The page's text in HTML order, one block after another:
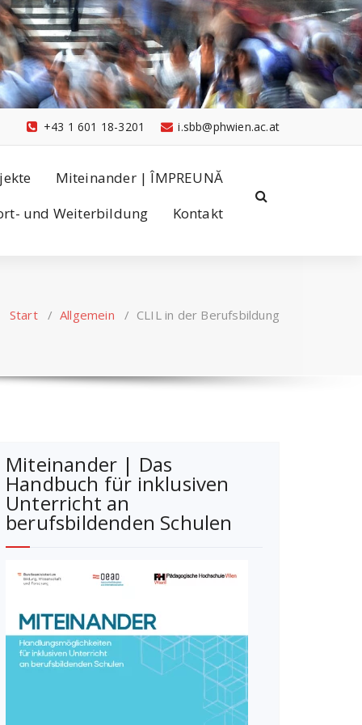
i.sbb@phwien.ac.at
+43 1 601 18-3201
Miteinander | ÎMPREUNĂ
und Weiterbildung
Kontakt
Start/ Allgemein / CLIL in der Berufsbildung
Miteinander | Das
Handbuch für inklusiven
Unterricht an
berufsbildenden Schulen